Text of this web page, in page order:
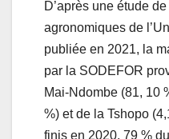
D’après une étude
agronomiques de
publiée en 2021, la
par la SODEFOR
Mai-Ndombe (81, 10
%) et de la Tshopo
finis en 2020, 79 %